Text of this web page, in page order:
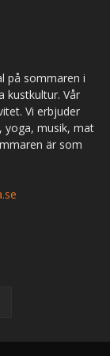
på sommaren i
kustkultur. Vår
Vi erbjuder
yoga, musik, mat
är som